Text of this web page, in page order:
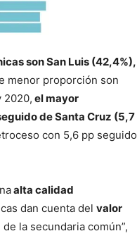
son San Luis (42,4%),
menor proporción son
2020, el mayor
de Santa Cruz (5,7
con 5,6 pp seguido
alta calidad
dan cuenta del valor
la secundaria común”,